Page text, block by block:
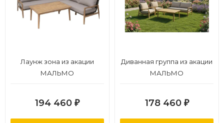
Лаунж зона из акации
МАЛЬМО
194 460 ₽
Диванная группа из акации
МАЛЬМО
178 460 ₽